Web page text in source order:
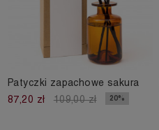
Patyczki zapachowe sakura
87,20 zł
109,00 zł 20%